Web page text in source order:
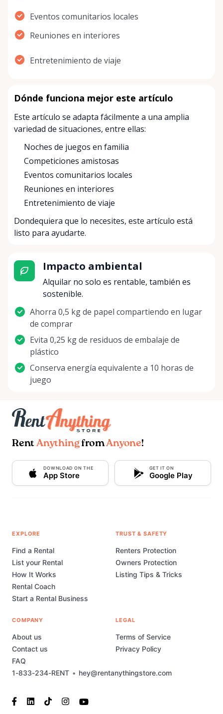
Eventos comunitarios locales
Reuniones en interiores
Entretenimiento de viaje
Dónde funciona mejor este artículo
Este artículo se adapta fácilmente a una amplia
variedad de situaciones, entre ellas:
Noches de juegos en familia
Competiciones amistosas
Eventos comunitarios locales
Reuniones en interiores
Entretenimiento de viaje
Dondequiera que lo necesites, este artículo está
listo para ayudarte.
Impacto ambiental
Alquilar no solo es rentable, también es
sostenible.
Ahorra 0,5 kg de papel compartiendo en lugar
de comprar
Evita 0,25 kg de residuos de embalaje de
plástico
Conserva energía equivalente a 10 horas de
juego
Rent AnythingfromAnyone!
DOWNLOAD ON THE
App Store
GET IT ON
Google Play
1-833-234-RENT • hey@rentanythingstore.com
EXPLORE
Find a Rental
List your Rental
How It Works
Rental Coach
Start a Rental Business
TRUST & SAFETY
Renters Protection
Owners Protection
Listing Tips & Tricks
COMPANY
About us
Contact us
FAQ
LEGAL
Terms of Service
Privacy Policy